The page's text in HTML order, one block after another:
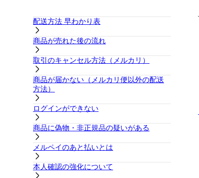
配送方法 早わかり表
商品が売れた後の流れ
取引のキャンセル方法（メルカリ）
商品が届かない（メルカリ便以外の配送
方法）
ログインができない
商品に偽物・非正規品の疑いがある
メルペイのあと払いとは
本人確認の強化について